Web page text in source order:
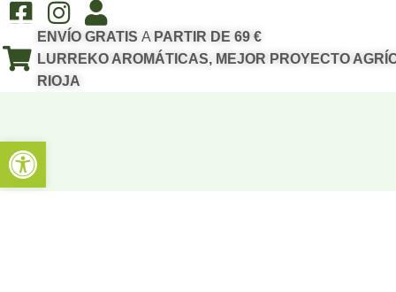
ENVÍO GRATISA PARTIR DE 69 €
LURREKO AROMÁTICAS, MEJOR PROYECTO
RIOJA
Abrir barra de herramientas